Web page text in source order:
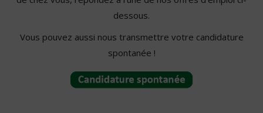
dessous.
Vous pouvez aussi nous transmettre votre candidature
spontanée !